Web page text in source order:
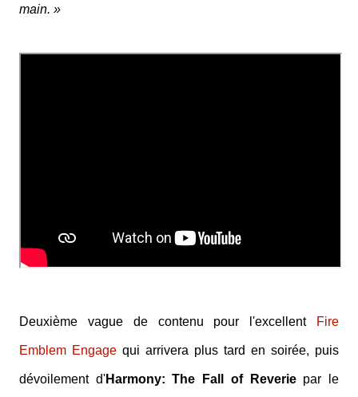
main. »
Deuxième vague de contenu pour l'excellent Fire
Emblem Engage qui arrivera plus tard en soirée, puis
dévoilement d'Harmony: The Fall of Reveriepar le